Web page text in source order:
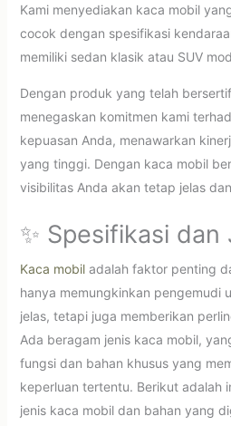
Kami menyediakan kaca mobil
cocok dengan spesifikasi
memiliki sedan klasik atau SUV
Dengan produk yang telah
menegaskan komitmen kami
kepuasan Anda, menawarkan
yang tinggi. Dengan kaca mobil
visibilitas Anda akan tetap jelas
✨ Spesifikasi
Kaca mobiladalah faktor penting
hanya memungkinkan pengemudi
jelas, tetapi juga memberikan
Ada beragam jenis kaca mobil,
fungsi dan bahan khusus yang
keperluan tertentu. Berikut adalah
jenis kaca mobil dan bahan yang